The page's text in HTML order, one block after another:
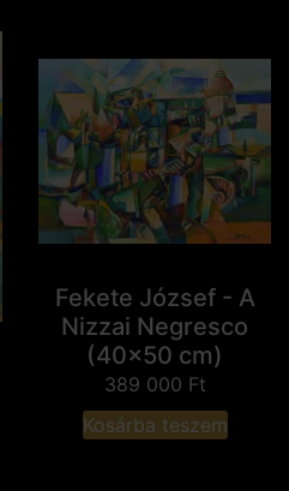
Fekete József - A
Nizzai Negresco
(40x50 cm)
389 000 Ft
Kosárba teszem